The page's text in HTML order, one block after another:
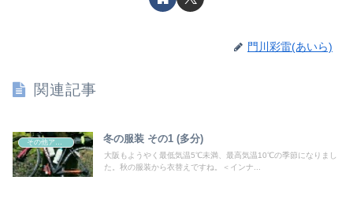
門川彩雷(あいら)
関連記事
その他アイテム 冬の服装 その1 (多分)
大阪もようやく最低気温5℃未満、最高気温10℃の季節になりまし
た。秋の服装から衣替えですね。＜インナ...